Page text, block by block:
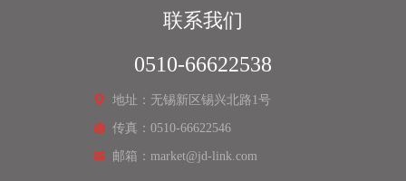
联系我们
0510-66622538
地址：无锡新区锡兴北路1号
传真：0510-66622546
邮箱：market@jd-link.com